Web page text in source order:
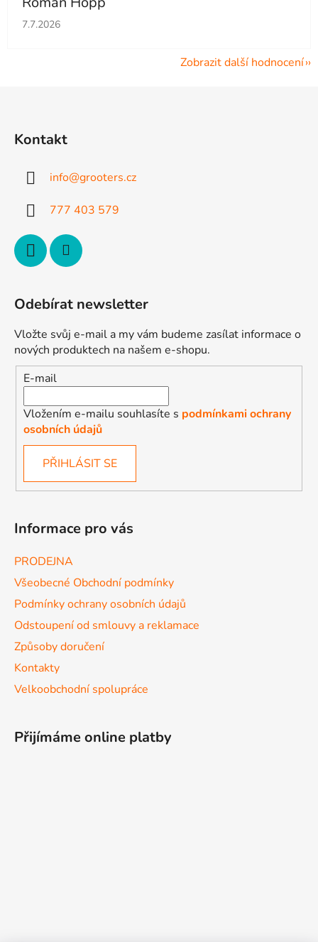
Hodnocení obchodu je 5 z 5 hvězdiček.
7.7.2026
Zobrazit další hodnocení
Kontakt
info@grooters.cz
777 403 579
Odebírat newsletter
Vložte svůj e-mail a my vám budeme zasílat informace o
nových produktech na našem e-shopu.
E-mail
Vložením e-mailu souhlasíte s podmínkami ochrany
osobních údajů
PŘIHLÁSIT SE
Informace pro vás
PRODEJNA
Všeobecné Obchodní podmínky
Podmínky ochrany osobních údajů
Odstoupení od smlouvy a reklamace
Způsoby doručení
Kontakty
Velkoobchodní spolupráce
Přijímáme online platby